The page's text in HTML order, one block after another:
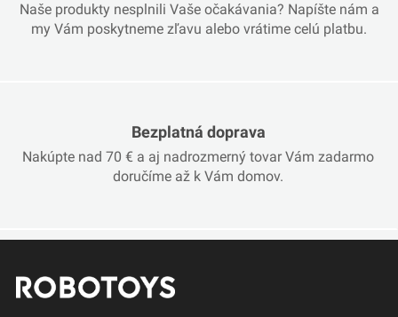
Naše produkty nesplnili Vaše očakávania? Napíšte nám a
my Vám poskytneme zľavu alebo vrátime celú platbu.
Bezplatná doprava
Nakúpte nad 70 € a aj nadrozmerný tovar Vám zadarmo
doručíme až k Vám domov.